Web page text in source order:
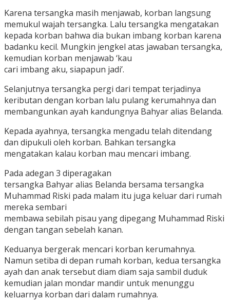
Karena tersangka masih menjawab, korban langsung
memukul wajah tersangka. Lalu tersangka mengatakan
kepada korban bahwa dia bukan imbang korban karena
badanku kecil. Mungkin jengkel atas jawaban tersangka,
kemudian korban menjawab ‘kau
cari imbang aku, siapapun jadi’.
Selanjutnya tersangka pergi dari tempat terjadinya
keributan dengan korban lalu pulang kerumahnya dan
membangunkan ayah kandungnya Bahyar alias Belanda.
Kepada ayahnya, tersangka mengadu telah ditendang
dan dipukuli oleh korban. Bahkan tersangka
mengatakan kalau korban mau mencari imbang.
Pada adegan 3 diperagakan
tersangka Bahyar alias Belanda bersama tersangka
Muhammad Riski pada malam itu juga keluar dari rumah
mereka sembari
membawa sebilah pisau yang dipegang Muhammad Riski
dengan tangan sebelah kanan.
Keduanya bergerak mencari korban kerumahnya.
Namun setiba di depan rumah korban, kedua tersangka
ayah dan anak tersebut diam diam saja sambil duduk
kemudian jalan mondar mandir untuk menunggu
keluarnya korban dari dalam rumahnya.